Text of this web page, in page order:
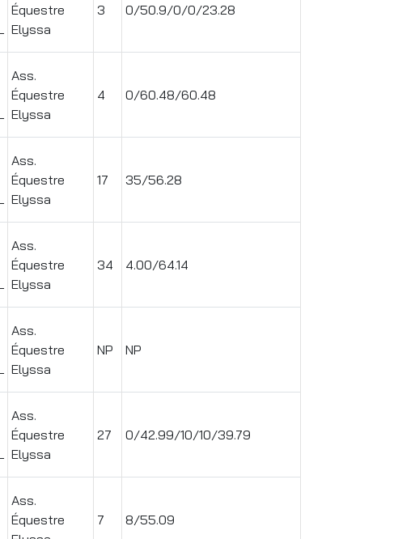
Équestre
Elyssa
3 0/50.9/0/0/23.28
Ass.
Équestre
Elyssa
4 0/60.48/60.48
Ass.
Équestre
Elyssa
17 35/56.28
Ass.
Équestre
Elyssa
34 4.00/64.14
Ass.
Équestre
Elyssa
NP NP
Ass.
Équestre
Elyssa
27 0/42.99/10/10/39.79
Ass.
Équestre
7 8/55.09